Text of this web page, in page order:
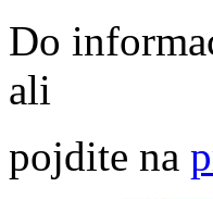
Do
ali
pojdite na